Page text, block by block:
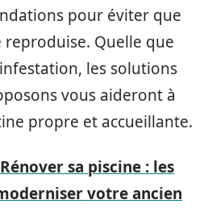
pour éviter que
reproduise. Quelle que
les solutions
vous aideront à
propre et accueillante.
Rénover sa piscine : les
votre ancien